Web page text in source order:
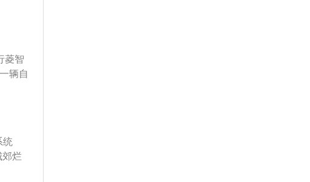
1.6L
·
，
动变
政府
菱智
辆自
风柳
，
，风
MP
4、
”的
统
郊烂
工